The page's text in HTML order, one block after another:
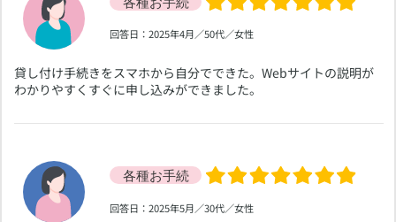
​回答日：2025年4月／50代／女性
​貸し付け手続きをスマホから自分でできた。Webサイトの説明が
わかりやすくすぐに申し込みができました。
​回答日：2025年5月／30代／女性